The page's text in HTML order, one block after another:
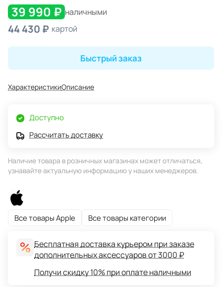
39 990 ₽ наличными
44 430 ₽ картой
Быстрый заказ
ХарактеристикиОписание
Доступно
Рассчитать доставку
Наличие товара в розничных магазинах может отличаться,
узнавайте актуальную информацию у наших менеджеров.
Все товары Apple Все товары категории
Бесплатная доставка курьером при заказе
дополнительных аксессуаров от 3000 ₽
Получи скидку 10% при оплате наличными